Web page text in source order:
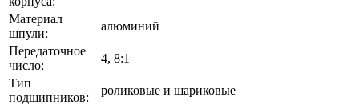
Материал
шпули:
алюминий
Передаточное
число:
4, 8:1
Тип
подшипников:
роликовые и шариковые